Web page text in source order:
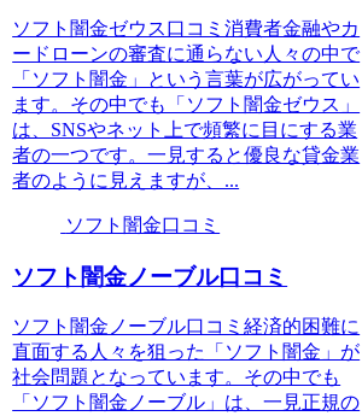
ソフト闇金ゼウス口コミ消費者金融やカ
ードローンの審査に通らない人々の中で
「ソフト闇金」という言葉が広がってい
ます。その中でも「ソフト闇金ゼウス」
は、SNSやネット上で頻繁に目にする業
者の一つです。一見すると優良な貸金業
者のように見えますが、...
ソフト闇金口コミ
ソフト闇金ノーブル口コミ
ソフト闇金ノーブル口コミ経済的困難に
直面する人々を狙った「ソフト闇金」が
社会問題となっています。その中でも
「ソフト闇金ノーブル」は、一見正規の